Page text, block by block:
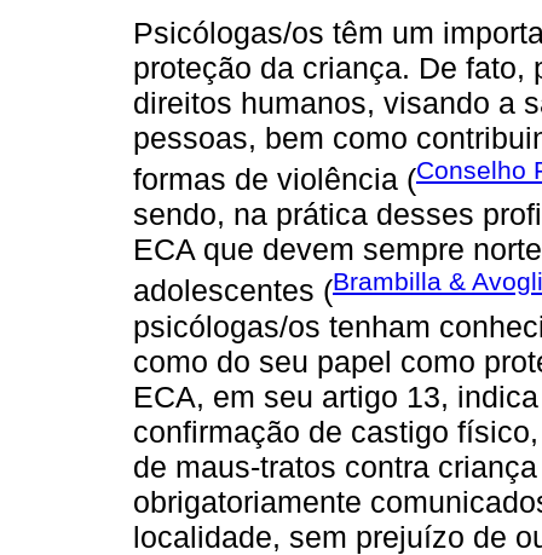
Psicólogas/os têm um
proteção da criança. De
direitos humanos, visando a
pessoas, bem como
formas de violência (Conselho
sendo, na prática desses
ECA que devem sempre
adolescentes (Brambilla &
psicólogas/os tenham
como do seu papel como
ECA, em seu artigo 13,
confirmação de castigo
de maus-tratos contra
obrigatoriamente
localidade, sem prejuízo de